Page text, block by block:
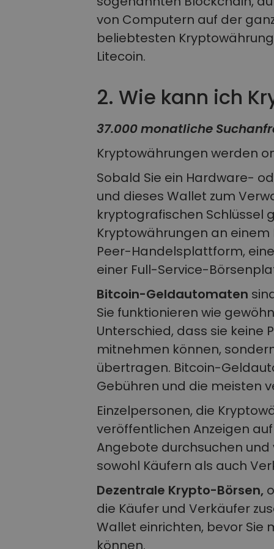
von Computern auf der
beliebtesten
Litecoin.
2. Wie kann ich
37.000 monatliche
Kryptowährungen werden
Sobald Sie ein Hardware-
und dieses Wallet zum
kryptografischen Schlüssel
Kryptowährungen an
Peer-Handelsplattform,
einer Full-Service-
Bitcoin-Geldautomaten
Sie funktionieren wie
Unterschied, dass sie keine
mitnehmen können,
übertragen. Bitcoin-
Gebühren und die meisten
Einzelpersonen, die
veröffentlichen Anzeigen auf
Angebote durchsuchen und
sowohl Käufern als auch
Dezentrale Krypto-Börsen,
die Käufer und Verkäufer
Wallet einrichten, bevor Sie
können.